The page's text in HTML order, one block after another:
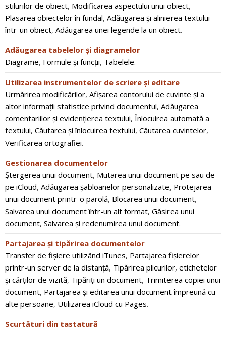
stilurilor de obiect, Modificarea aspectului unui obiect,
Plasarea obiectelor în fundal, Adăugarea și alinierea textului
într-un obiect, Adăugarea unei legende la un obiect.
Adăugarea tabelelor și diagramelor
Diagrame, Formule și funcții, Tabelele.
Utilizarea instrumentelor de scriere și editare
Urmărirea modificărilor, Afișarea contorului de cuvinte și a
altor informații statistice privind documentul, Adăugarea
comentariilor şi evidenţierea textului, Înlocuirea automată a
textului, Căutarea și înlocuirea textului, Căutarea cuvintelor,
Verificarea ortografiei.
Gestionarea documentelor
Ștergerea unui document, Mutarea unui document pe sau de
pe iCloud, Adăugarea șabloanelor personalizate, Protejarea
unui document printr-o parolă, Blocarea unui document,
Salvarea unui document într-un alt format, Găsirea unui
document, Salvarea și redenumirea unui document.
Partajarea și tipărirea documentelor
Transfer de fişiere utilizând iTunes, Partajarea fișierelor
printr-un server de la distanță, Tipărirea plicurilor, etichetelor
și cărților de vizită, Tipăriți un document, Trimiterea copiei unui
document, Partajarea și editarea unui document împreună cu
alte persoane, Utilizarea iCloud cu Pages.
Scurtături din tastatură